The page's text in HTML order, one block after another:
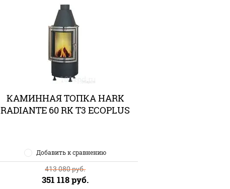
КАМИННАЯ ТОПКА HARK
RADIANTE 60 RK T3 ECOPLUS
Добавить к сравнению
413 080руб.
351 118руб.